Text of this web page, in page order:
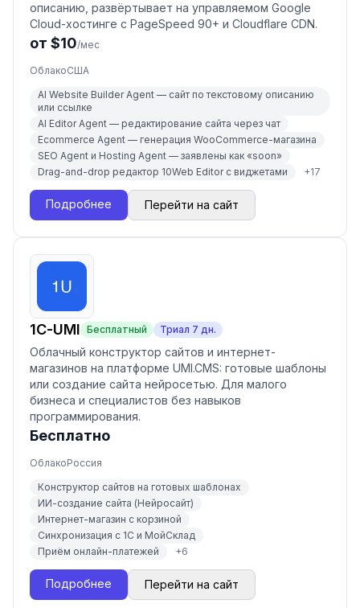
описанию, развёртывает на управляемом Google
Cloud-хостинге с PageSpeed 90+ и Cloudflare CDN.
от $10/мес
ОблакоСША
AI Website Builder Agent — сайт по текстовому описанию
или ссылке
AI Editor Agent — редактирование сайта через чат
Ecommerce Agent — генерация WooCommerce-магазина
SEO Agent и Hosting Agent — заявлены как «soon»
Drag-and-drop редактор 10Web Editor с виджетами
+17
Подробнее Перейти на сайт
1С-UMI Бесплатный Триал 7 дн.
Облачный конструктор сайтов и интернет-
магазинов на платформе UMI.CMS: готовые шаблоны
или создание сайта нейросетью. Для малого
бизнеса и специалистов без навыков
программирования.
Бесплатно
ОблакоРоссия
Конструктор сайтов на готовых шаблонах
ИИ-создание сайта (Нейросайт)
Интернет-магазин с корзиной
Синхронизация с 1С и МойСклад
Приём онлайн-платежей
+6
Подробнее Перейти на сайт